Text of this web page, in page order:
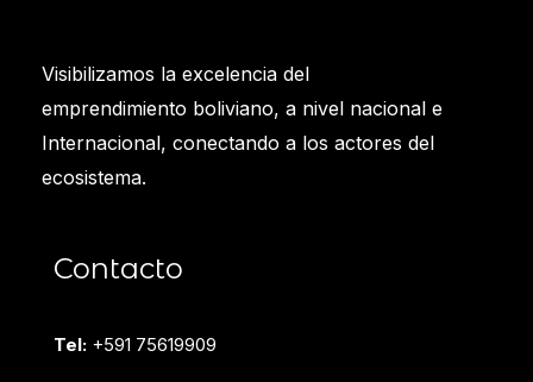
Visibilizamos la excelencia del
emprendimiento boliviano, a nivel nacional e
Internacional, conectando a los actores del
ecosistema.
Contacto
Tel: +591 75619909